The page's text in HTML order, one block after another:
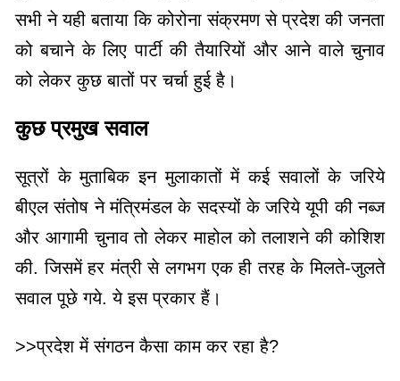
सभी ने यही बताया कि कोरोना संक्रमण से प्रदेश की जनता
को बचाने के लिए पार्टी की तैयारियों और आने वाले चुनाव
को लेकर कुछ बातों पर चर्चा हुई है।
कुछ प्रमुख सवाल
सूत्रों के मुताबिक इन मुलाकातों में कई सवालों के जरिये
बीएल संतोष ने मंत्रिमंडल के सदस्यों के जरिये यूपी की नब्ज
और आगामी चुनाव तो लेकर माहोल को तलाशने की कोशिश
की. जिसमें हर मंत्री से लगभग एक ही तरह के मिलते-जुलते
सवाल पूछे गये. ये इस प्रकार हैं।
>>प्रदेश में संगठन कैसा काम कर रहा है?